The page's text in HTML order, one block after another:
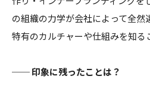
の組織の力学が会社によって全
特有のカルチャーや仕組みを知る
── 印象に残ったことは？